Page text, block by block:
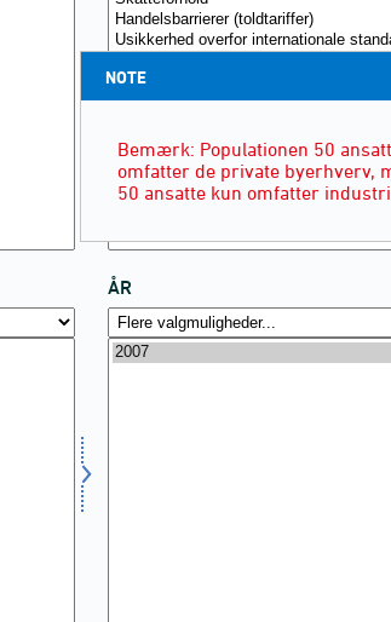
ÅR
NOTE
Bemærk: Populationen 50
omfatter de private byerhverv,
50 ansatte kun omfatter